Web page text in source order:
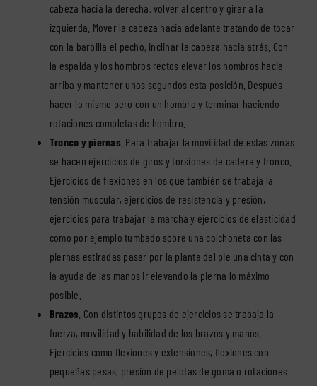
cabeza hacia la derecha, volver al centro y girar a la
izquierda. Mover la cabeza hacia adelante tratando de tocar
con la barbilla el pecho, inclinar la cabeza hacia atrás. Con
la espalda y los hombros rectos elevar los hombros hacia
arriba y mantener unos segundos esta posición. Después
hacer lo mismo pero con un hombro y terminar haciendo
rotaciones completas de hombro.
Tronco y piernas . Para trabajar la movilidad de estas zonas
se hacen ejercicios de giros y torsiones de cadera y tronco.
Ejercicios de flexiones en los que también se trabaja la
tensión muscular, ejercicios de resistencia y presión,
ejercicios para trabajar la marcha y ejercicios de elasticidad
como por ejemplo tumbado sobre una colchoneta con las
piernas estiradas pasar por la planta del pie una cinta y con
la ayuda de las manos ir elevando la pierna lo máximo
posible.
Brazos . Con distintos grupos de ejercicios se trabaja la
fuerza, movilidad y habilidad de los brazos y manos.
Ejercicios como flexiones y extensiones, flexiones con
pequeñas pesas, presión de pelotas de goma o rotaciones